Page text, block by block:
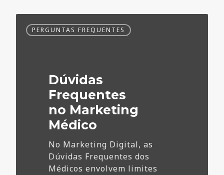
Frequentes
PERGUNTAS FREQUENTES
Dúvidas
Frequentes
no Marketing
Médico
No Marketing Digital, as
Dúvidas Frequentes dos
Médicos envolvem limites